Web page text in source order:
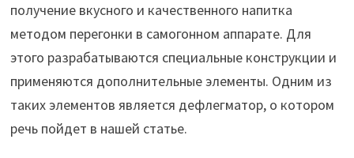
получение вкусного и качественного напитка
методом перегонки в самогонном аппарате. Для
этого разрабатываются специальные конструкции и
применяются дополнительные элементы. Одним из
таких элементов является дефлегматор, о котором
речь пойдет в нашей статье.